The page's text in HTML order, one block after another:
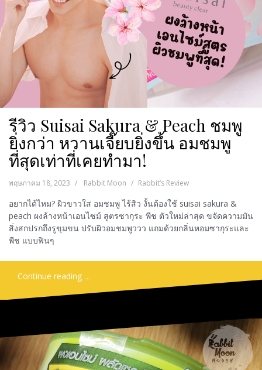
รีวิว Suisai Sakura & Peach ชมพู
ยิ่งกว่า หวานเจี๊ยบยิ่งขึ้น อมชมพู
ที่สุดเท่าที่เคยทำมา!
พฤษภาคม 18, 2023 Rabbit Moon Rabbit’s Review
อยากได้ไหม? ผิวขาวใส อมชมพู ไร้สิว งั้นต้องใช้ suisai sakura &
peach ผงล้างหน้าเอนไซม์ สูตรซากุระ พีช ตัวใหม่ล่าสุด ขจัดความมัน
สิ่งสกปรกถึงรูขุมขน ปรับผิวอมชมพูววว แถมด้วยกลิ่นหอมซากุระและ
พีช แบบฟินๆ
Continue reading …